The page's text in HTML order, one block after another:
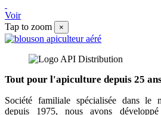
Voir
Tap to zoom
×
Tout pour l'apiculture depuis 25
Société familiale spécialisée dans le
depuis 1975, nous avons